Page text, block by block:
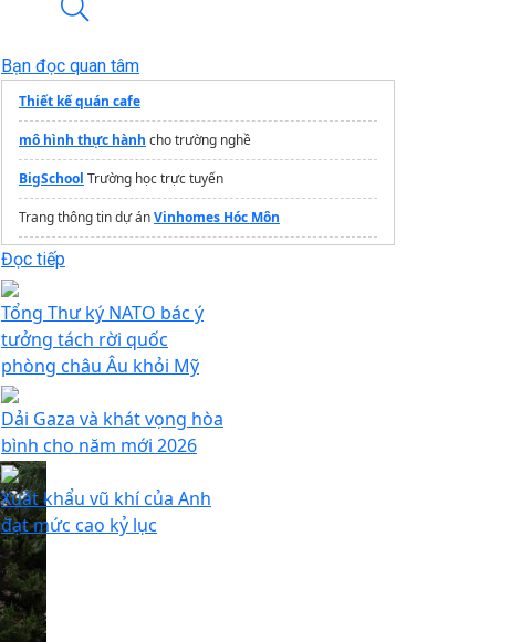
Bạn đọc quan tâm
Thiết kế quán cafe
mô hình thực hành cho trường nghề
BigSchool Trường học trực tuyến
Trang thông tin dự ánVinhomes Hóc Môn
Giải bài tập sinh
vách kính tắm hệ slim
Địa chỉmay đồng phục doanh nghiệp
Đọc tiếp
Tổng Thư ký NATO bác ý
tưởng tách rời quốc
phòng châu Âu khỏi Mỹ
Dải Gaza và khát vọng hòa
bình cho năm mới 2026
Xuất khẩu vũ khí của Anh
đạt mức cao kỷ lục